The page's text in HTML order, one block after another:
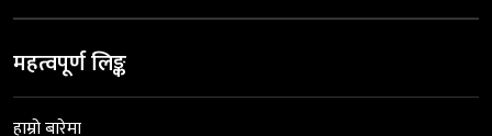
महत्वपूर्ण लिङ्क
हाम्रो बारेमा